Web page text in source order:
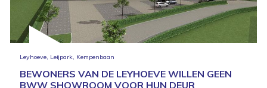
Leyhoeve, Leijpark, Kempenbaan
BEWONERS VAN DE LEYHOEVE WILLEN GEEN
BWW SHOWROOM VOOR HUN DEUR